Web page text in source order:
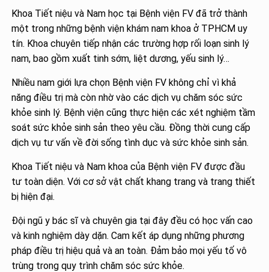
Khoa Tiết niệu và Nam học tại Bệnh viện FV đã trở thành
một trong những bệnh viện khám nam khoa ở TPHCM uy
tín. Khoa chuyên tiếp nhận các trường hợp rối loạn sinh lý
nam, bao gồm xuất tinh sớm, liệt dương, yếu sinh lý…
Nhiều nam giới lựa chọn Bệnh viện FV không chỉ vì khả
năng điều trị mà còn nhờ vào các dịch vụ chăm sóc sức
khỏe sinh lý. Bệnh viện cũng thực hiện các xét nghiệm tầm
soát sức khỏe sinh sản theo yêu cầu. Đồng thời cung cấp
dịch vụ tư vấn về đời sống tình dục và sức khỏe sinh sản.
Khoa Tiết niệu và Nam khoa của Bệnh viện FV được đầu
tư toàn diện. Với cơ sở vật chất khang trang và trang thiết
bị hiện đại.
Đội ngũ y bác sĩ và chuyên gia tại đây đều có học vấn cao
và kinh nghiệm dày dặn. Cam kết áp dụng những phương
pháp điều trị hiệu quả và an toàn. Đảm bảo mọi yếu tố vô
trùng trong quy trình chăm sóc sức khỏe.